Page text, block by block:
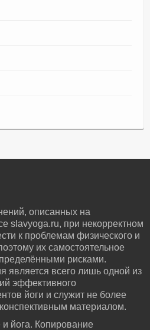
описанных на
slavyoga.ru, при некорректном
к проблемам физического и
их самостоятельное
рисками.
всего лишь одной из
эффективного
йоги и служит не более
материалом.
йога. Копирование